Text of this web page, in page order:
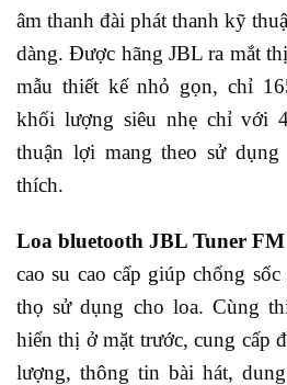
âm thanh đài phát thanh kỹ
dàng. Được hãng JBL ra mắt
mẫu thiết kế nhỏ gọn, chỉ
khối lượng siêu nhẹ chỉ với
thuận lợi mang theo sử
thích.
Loa bluetooth JBL Tuner FM
cao su cao cấp giúp chống
thọ sử dụng cho loa. Cùng
hiển thị ở mặt trước, cung cấp
lượng, thông tin bài hát,